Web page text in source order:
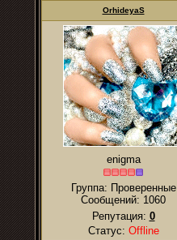
OrhideyaS
enigma
Группа: Проверенные
Сообщений: 1060
Репутация: 0
Статус: Offline